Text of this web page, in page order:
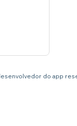
do app